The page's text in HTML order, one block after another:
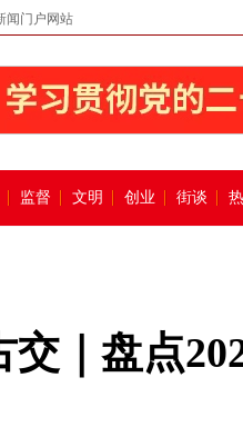
闻门户网站
监督 文明 创业 街谈
交｜盘点